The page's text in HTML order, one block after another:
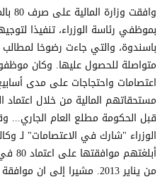
بموظفي رئاسة الوزراء، تنفيذا
باسندوة، والتي جاءت رضوخا
متواصلة للحصول عليها. وكان
اعتصامات واحتجاجات على مدى
مستحقاتهم المالية من خلال اعتماد
قبل الحكومة مطلع العام الجاري...
الوزراء "شارك في الاعتصامات" لـ
من يناير 2013. مشيرا إلى